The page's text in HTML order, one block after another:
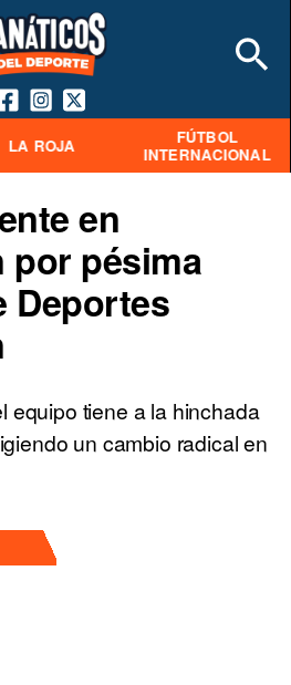
LA ROJA
FÚTBOL
INTERNACIONAL
en
por pésima
Deportes
equipo tiene a la hinchada
un cambio radical en